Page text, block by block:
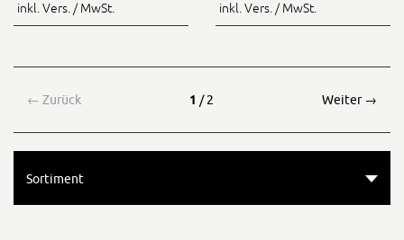
inkl. Vers. / MwSt.
inkl. Vers. / MwSt.
← Zurück 1 / 2 Weiter→
Sortiment